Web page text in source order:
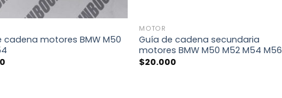
cadena motores BMW M50
MOTOR
Guía de cadena secundaria
motores BMW M50 M52 M54 M56
$20.000